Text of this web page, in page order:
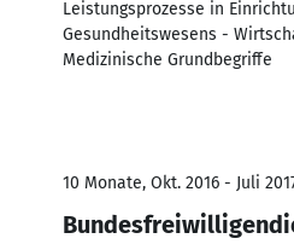
Leistungsprozesse in
Gesundheitswesens -
Medizinische Grundbegriffe
10 Monate, Okt. 2016 - Juli